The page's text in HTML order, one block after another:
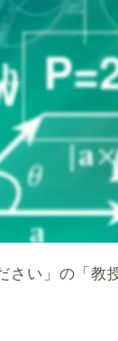
さい」の「